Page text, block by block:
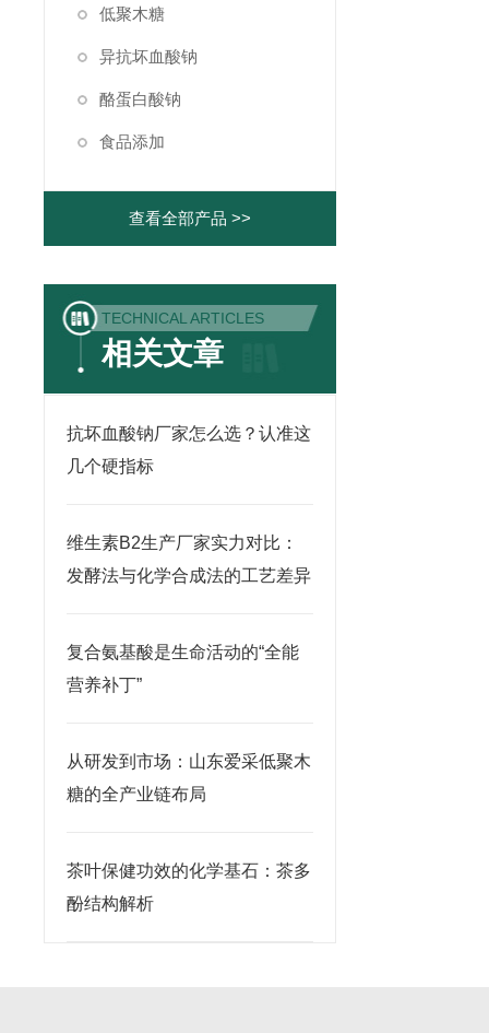
低聚木糖
异抗坏血酸钠
酪蛋白酸钠
食品添加
查看全部产品 >>
TECHNICAL ARTICLES
相关文章
抗坏血酸钠厂家怎么选？认准这
几个硬指标
维生素B2生产厂家实力对比：
发酵法与化学合成法的工艺差异
复合氨基酸是生命活动的“全能
营养补丁”
从研发到市场：山东爱采低聚木
糖的全产业链布局
茶叶保健功效的化学基石：茶多
酚结构解析